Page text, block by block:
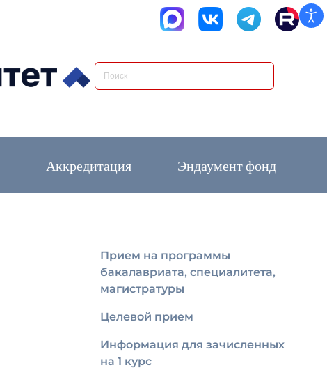
Аккредитация Эндаумент фонд
Прием на программы
бакалавриата, специалитета,
магистратуры
Целевой прием
Информация для зачисленных
на 1 курс